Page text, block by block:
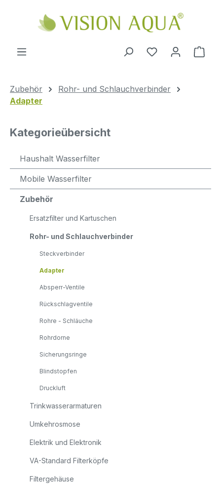
Zum Hauptinhalt springen
Zubehör
Rohr- und Schlauchverbinder
Adapter
Kategorieübersicht
Haushalt Wasserfilter
Mobile Wasserfilter
Zubehör
Ersatzfilter und Kartuschen
Rohr- und Schlauchverbinder
Steckverbinder
Adapter
Absperr-Ventile
Rückschlagventile
Rohre - Schläuche
Rohrdorne
Sicherungsringe
Blindstopfen
Druckluft
Trinkwasserarmaturen
Umkehrosmose
Elektrik und Elektronik
VA-Standard Filterköpfe
Filtergehäuse